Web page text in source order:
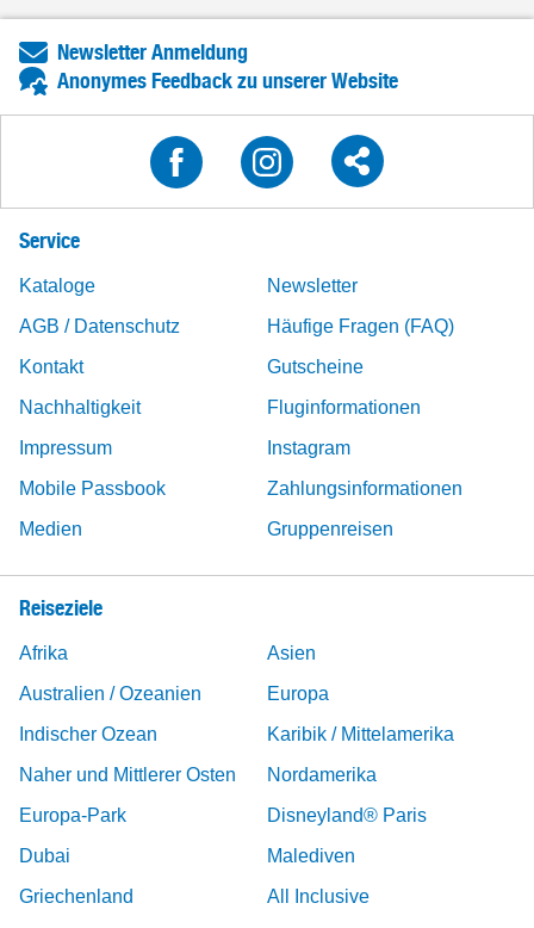
Newsletter Anmeldung
Anonymes Feedback zu unserer Website
Service
Kataloge
Newsletter
AGB / Datenschutz
Häufige Fragen (FAQ)
Kontakt
Gutscheine
Nachhaltigkeit
Fluginformationen
Impressum
Instagram
Mobile Passbook
Zahlungsinformationen
Medien
Gruppenreisen
Reiseziele
Afrika
Asien
Australien / Ozeanien
Europa
Indischer Ozean
Karibik / Mittelamerika
Naher und Mittlerer Osten
Nordamerika
Europa-Park
Disneyland® Paris
Dubai
Malediven
Griechenland
All Inclusive